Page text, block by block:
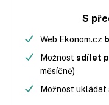
S
Web Ekonom.cz
Možnost sdílet
měsíčně)
Možnost ukládat